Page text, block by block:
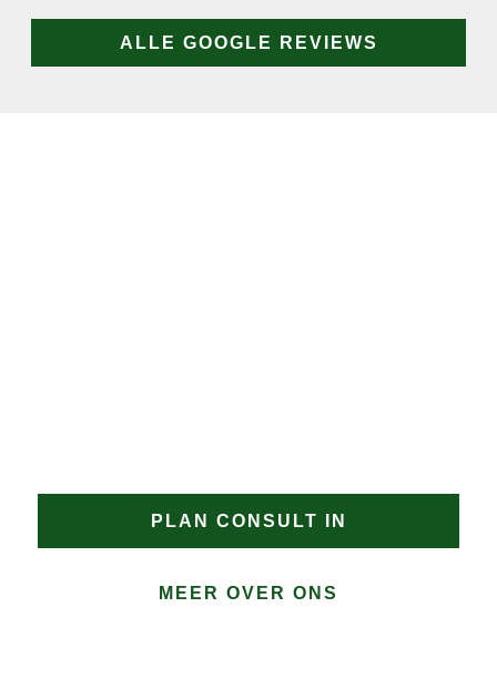
reparatie niet meteen
Echt een aanrader!
ALLE GOOGLE REVIEWS
PLAN CONSULT IN
MEER OVER ONS